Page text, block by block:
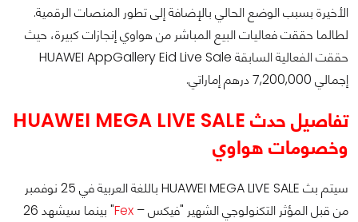
الأخيرة بسبب الوضع الحالي بالإضافة إلى تطور المنصات الرقمية.
لطالما حققت فعاليات البيع المباشر من هواوي إنجازات كبيرة، حيث
حققت الفعالية السابقة HUAWEI AppGallery Eid Live Sale
إجمالي 7,200,000 درهم إماراتي.
تفاصيل حدث HUAWEI MEGA LIVE SALE
وخصومات هواوي
سيتم بث HUAWEI MEGA LIVE SALE باللغة العربية في 25 نوفمبر
من قبل المؤثر التكنولوجي الشهير "فيكس –
" بينما سيشهد 26